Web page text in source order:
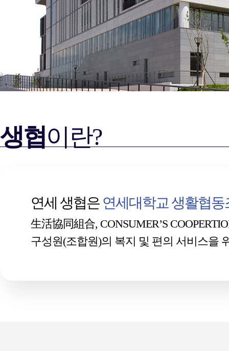
생협이란?
연세 생협은 연세대학교 생활협
生活協同組合, CONSUMER’S
구성원(조합원)의 복지 및 편의 서비스을